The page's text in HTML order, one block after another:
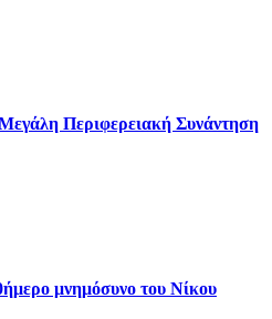
Περιφερειακή Συνάντηση
μνημόσυνο του Νίκου